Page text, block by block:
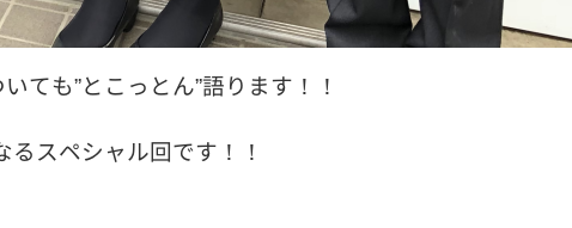
ても”とこっとん”語ります！！
るスペシャル回です！！